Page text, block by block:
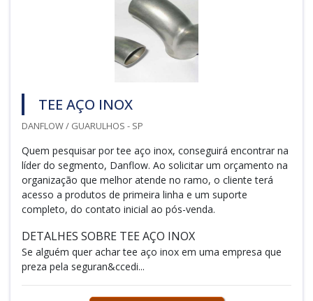
TEE AÇO INOX
DANFLOW / GUARULHOS - SP
Quem pesquisar por tee aço inox, conseguirá encontrar na
líder do segmento, Danflow. Ao solicitar um orçamento na
organização que melhor atende no ramo, o cliente terá
acesso a produtos de primeira linha e um suporte
completo, do contato inicial ao pós-venda.
DETALHES SOBRE TEE AÇO INOX
Se alguém quer achar tee aço inox em uma empresa que
preza pela seguran&ccedi...